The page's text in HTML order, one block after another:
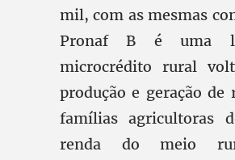
mil, com as mesmas
Pronaf B é uma
microcrédito rural
produção e geração de
famílias agricultoras
renda do meio